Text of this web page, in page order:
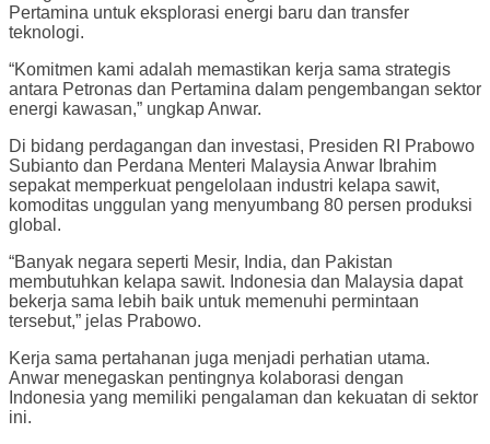
Pertamina untuk eksplorasi energi baru dan transfer
teknologi.
“Komitmen kami adalah memastikan kerja sama strategis
antara Petronas dan Pertamina dalam pengembangan sektor
energi kawasan,” ungkap Anwar.
Di bidang perdagangan dan investasi, Presiden RI Prabowo
Subianto dan Perdana Menteri Malaysia Anwar Ibrahim
sepakat memperkuat pengelolaan industri kelapa sawit,
komoditas unggulan yang menyumbang 80 persen produksi
global.
“Banyak negara seperti Mesir, India, dan Pakistan
membutuhkan kelapa sawit. Indonesia dan Malaysia dapat
bekerja sama lebih baik untuk memenuhi permintaan
tersebut,” jelas Prabowo.
Kerja sama pertahanan juga menjadi perhatian utama.
Anwar menegaskan pentingnya kolaborasi dengan
Indonesia yang memiliki pengalaman dan kekuatan di sektor
ini.